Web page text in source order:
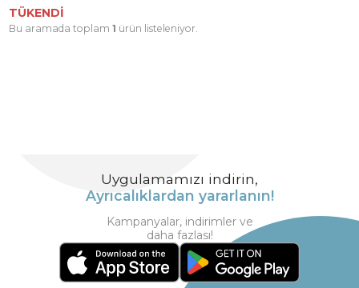
TÜKENDİ
Bu aramada toplam 1 ürün listeleniyor.
Uygulamamızı indirin,
Ayrıcalıklardan yararlanın!
Kampanyalar, indirimler ve
daha fazlası!